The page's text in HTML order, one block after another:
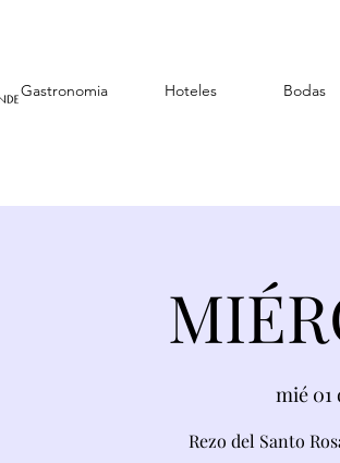
Gastronomia Hoteles Bodas
mié 01
Rezo del Santo